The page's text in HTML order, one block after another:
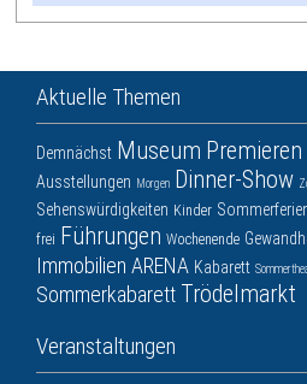
Aktuelle Themen
Demnächst Museum Premieren
Ausstellungen Morgen Dinner-Show
Sehenswürdigkeiten Kinder
frei Führungen Wochenende
Immobilien ARENA Kabarett
Sommerkabarett Trödelmarkt
Veranstaltungen